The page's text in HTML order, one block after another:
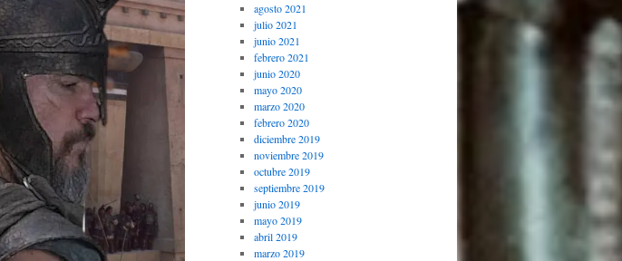
agosto 2021
julio 2021
junio 2021
febrero 2021
junio 2020
mayo 2020
marzo 2020
febrero 2020
diciembre 2019
noviembre 2019
octubre 2019
septiembre 2019
junio 2019
mayo 2019
abril 2019
marzo 2019